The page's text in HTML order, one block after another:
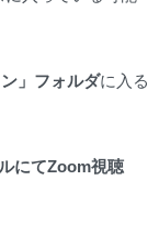
」フォルダに入る
にてZoom視聴